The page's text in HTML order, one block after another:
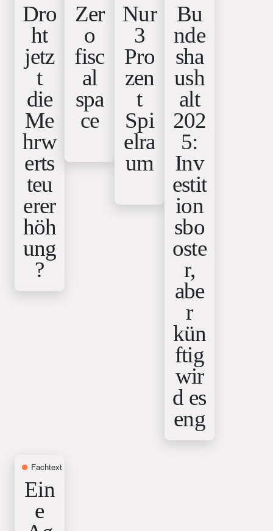
Dro
ht
jetz
t
die
Me
hrw
erts
teu
erer
höh
ung
?
Zer
o
fisc
al
spa
ce
Nur
3
Pro
zen
t
Spi
elra
um
Bu
nde
sha
ush
alt
202
5:
Inv
estit
ion
sbo
oste
r,
abe
r
kün
ftig
wir
d es
eng
Fachtext
Ein
e